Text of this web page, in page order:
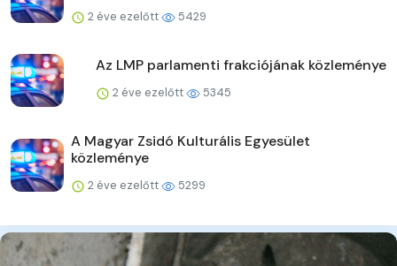
2 éve ezelőtt 5429
Az LMP parlamenti frakciójának közleménye
2 éve ezelőtt 5345
A Magyar Zsidó Kulturális Egyesület
közleménye
2 éve ezelőtt 5299